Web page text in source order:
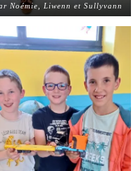
Noémie, Liwenn et Sullyvann